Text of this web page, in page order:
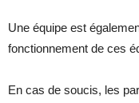
Une équipe est
fonctionnement de ces
En cas de soucis, les